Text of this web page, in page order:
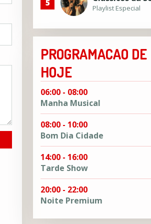
5 Playlist Especial
PROGRAMACAO DE
HOJE
06:00 - 08:00
Manha Musical
08:00 - 10:00
Bom Dia Cidade
14:00 - 16:00
Tarde Show
20:00 - 22:00
Noite Premium